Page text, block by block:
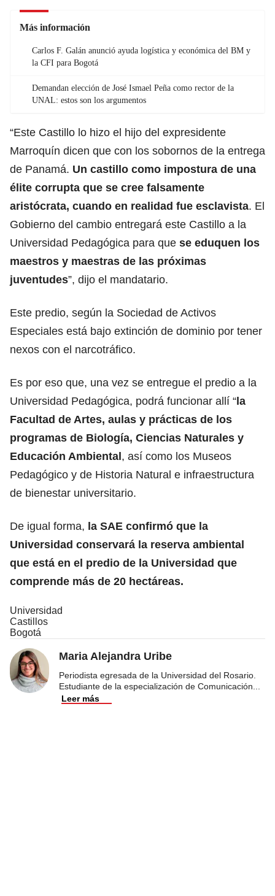
Más información
Carlos F. Galán anunció ayuda logística y económica del BM y
la CFI para Bogotá
Demandan elección de José Ismael Peña como rector de la
UNAL: estos son los argumentos
“Este Castillo lo hizo el hijo del expresidente
Marroquín dicen que con los sobornos de la entrega
de Panamá. Un castillo como impostura de una
élite corrupta que se cree falsamente
aristócrata, cuando en realidad fue esclavista. El
Gobierno del cambio entregará este Castillo a la
Universidad Pedagógica para que se eduquen los
maestros y maestras de las próximas
juventudes”, dijo el mandatario.
Este predio, según la Sociedad de Activos
Especiales está bajo extinción de dominio por tener
nexos con el narcotráfico.
Es por eso que, una vez se entregue el predio a la
Universidad Pedagógica, podrá funcionar allí “la
Facultad de Artes, aulas y prácticas de los
programas de Biología, Ciencias Naturales y
Educación Ambiental, así como los Museos
Pedagógico y de Historia Natural e infraestructura
de bienestar universitario.
De igual forma, la SAE confirmó que la
Universidad conservará la reserva ambiental
que está en el predio de la Universidad que
comprende más de 20 hectáreas.
Universidad
Castillos
Bogotá
Maria Alejandra Uribe
Periodista egresada de la Universidad del Rosario.
Estudiante de la especialización de Comunicación
Leer más